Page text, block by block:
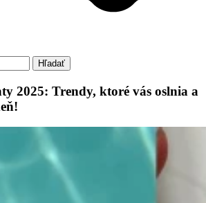
Hľadať
2025: Trendy, ktoré vás oslnia a